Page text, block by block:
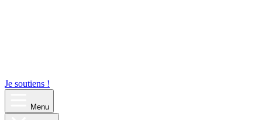
Je soutiens !
Menu